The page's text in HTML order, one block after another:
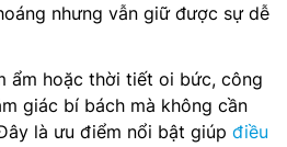
nhưng vẫn giữ được sự dễ
ẩm hoặc thời tiết oi bức, công
giác bí bách mà không cần
là ưu điểm nổi bật giúp điều